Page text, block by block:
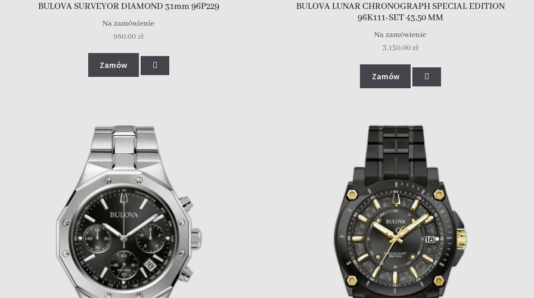
BULOVA SURVEYOR DIAMOND 31mm 96P229
Na zamówienie
980.00zł
Zamów
BULOVA LUNAR CHRONOGRAPH SPECIAL EDITION
96K111-SET 43,50 MM
Na zamówienie
3,150.00zł
Zamów